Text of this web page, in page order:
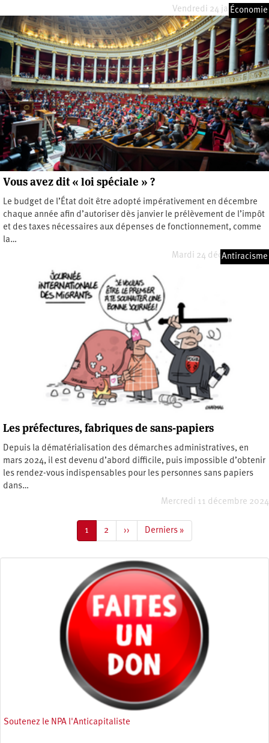
Vendredi 24 janvier 2025
Économie
Vous avez dit « loi spéciale » ?
Le budget de l’État doit être adopté impérativement en décembre
chaque année afin d’autoriser dès janvier le prélèvement de l’impôt
et des taxes nécessaires aux dépenses de fonctionnement, comme
la…
Mardi 24 décembre 2024
Antiracisme
Les préfectures, fabriques de sans-papiers
Depuis la dématérialisation des démarches administratives, en
mars 2024, il est devenu d’abord difficile, puis impossible d’obtenir
les rendez-vous indispensables pour les personnes sans papiers
dans…
Mercredi 11 décembre 2024
Page
courante
1 Page
2
Page
suivante
››
Dernière
page
Derniers »
Soutenez le NPA l'Anticapitaliste